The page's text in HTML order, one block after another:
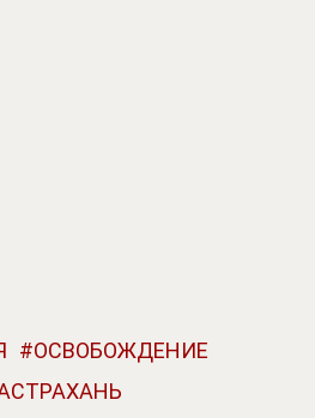
ОСВОБОЖДЕНИЕ